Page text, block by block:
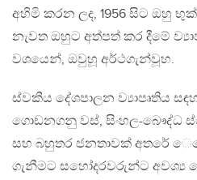
අහිමි කරන ලද, 1956 සිට ඔහු
නැවත ඔහුට අත්පත් කර දීමේ
වශයෙන්, ඔවුහූ අර්ථගැන්වූහ.
ස්වකීය දේශපාලන ව්‍යාපෘතිය
ගොඩනගනු වස්, සිංහල-බෞද්ධ
සහ බහුතර ජනතාවක් අතරේ
ගැනීමට සහෝදරවරුන්ට අවශ්‍ය